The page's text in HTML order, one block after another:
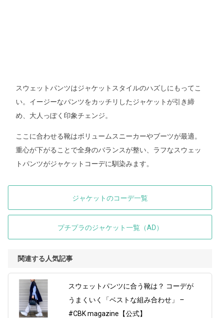
スウェットパンツはジャケットスタイルのハズしにもってこ
い。イージーなパンツをカッチリしたジャケットが引き締
め、大人っぽく印象チェンジ。
ここに合わせる靴はボリュームスニーカーやブーツが最適。
重心が下がることで全身のバランスが整い、ラフなスウェッ
トパンツがジャケットコーデに馴染みます。
ジャケットのコーデ一覧
プチプラのジャケット一覧（AD）
関連する人気記事
スウェットパンツに合う靴は？ コーデが
うまくいく「ベストな組み合わせ」 –
#CBK magazine【公式】